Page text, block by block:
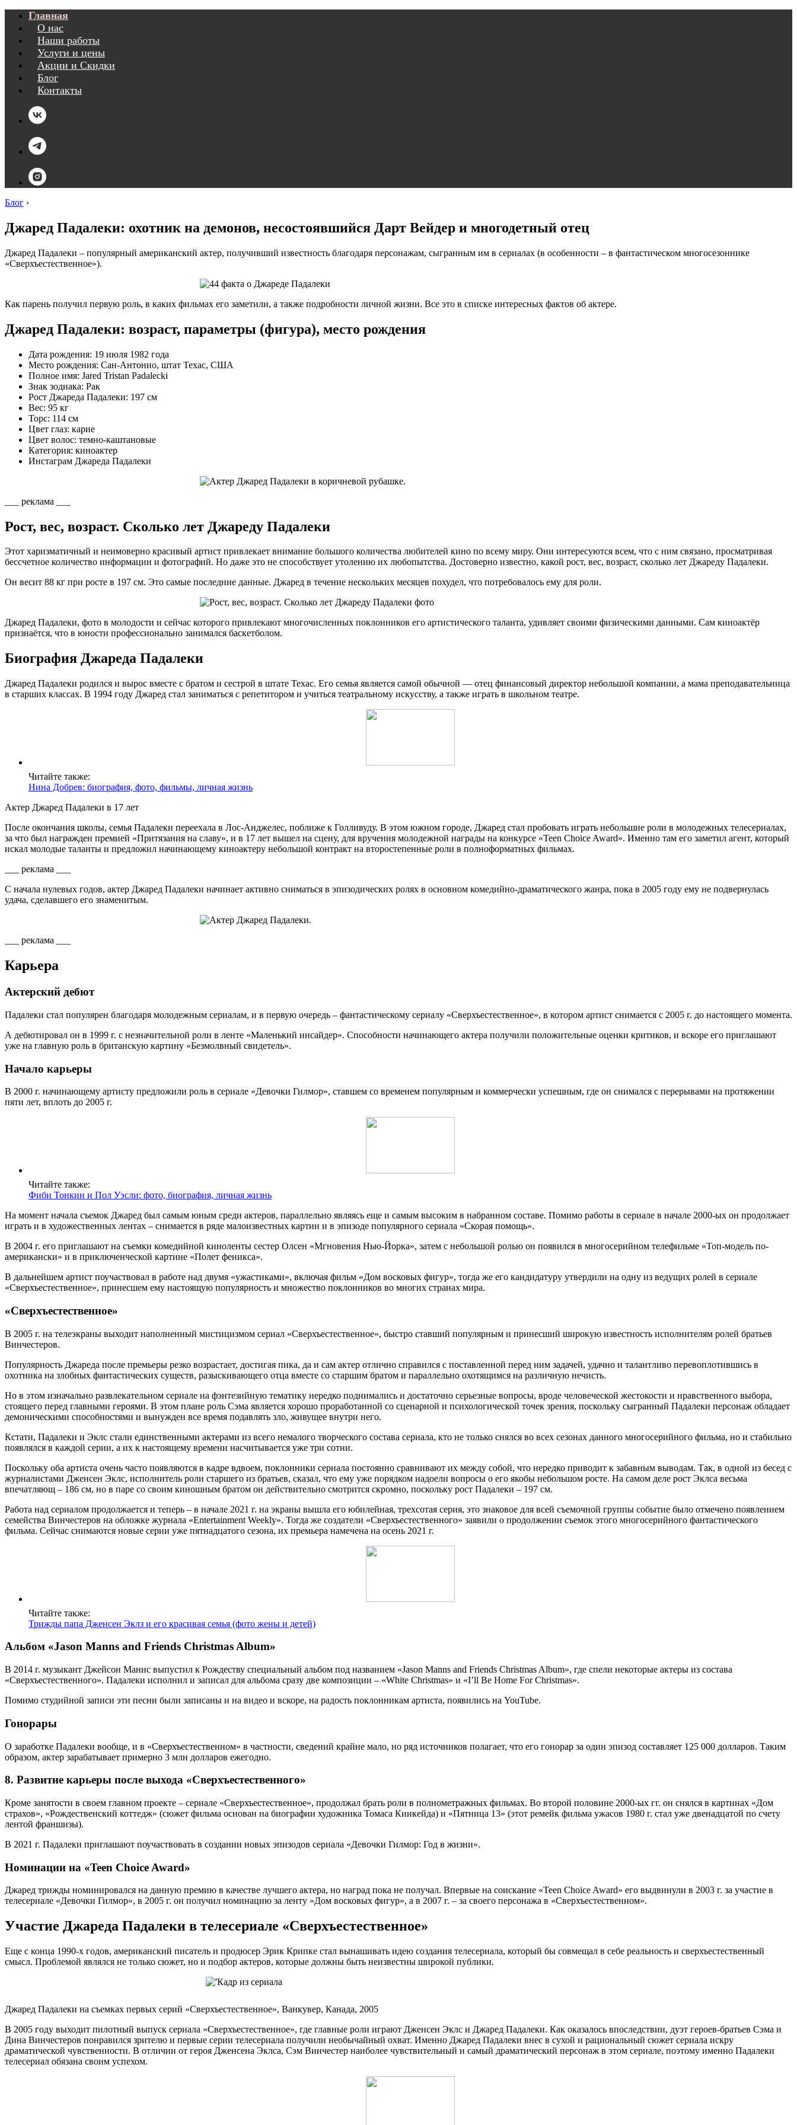
Главная
О нас
Наши работы
Услуги и цены
Акции и Скидки
Блог
Контакты
Блог ›
Джаред Падалеки: охотник на демонов, несостоявшийся Дарт Вейдер и многодетный отец
Джаред Падалеки – популярный американский актер, получивший известность благодаря персонажам, сыгранным им в сериалах (в особенности – в фантастическом многосезоннике
«Сверхъестественное»).
Как парень получил первую роль, в каких фильмах его заметили, а также подробности личной жизни. Все это в списке интересных фактов об актере.
Джаред Падалеки: возраст, параметры (фигура), место рождения
Дата рождения: 19 июля 1982 года
Место рождения: Сан-Антонио, штат Техас, США
Полное имя: Jared Tristan Padalecki
Знак зодиака: Рак
Рост Джареда Падалеки: 197 см
Вес: 95 кг
Торс: 114 см
Цвет глаз: карие
Цвет волос: темно-каштановые
Категория: киноактер
Инстаграм Джареда Падалеки
___ реклама ___
Рост, вес, возраст. Сколько лет Джареду Падалеки
Этот харизматичный и неимоверно красивый артист привлекает внимание большого количества любителей кино по всему миру. Они интересуются всем, что с ним связано, просматривая
бессчетное количество информации и фотографий. Но даже это не способствует утолению их любопытства. Достоверно известно, какой рост, вес, возраст, сколько лет Джареду Падалеки.
Он весит 88 кг при росте в 197 см. Это самые последние данные. Джаред в течение нескольких месяцев похудел, что потребовалось ему для роли.
Джаред Падалеки, фото в молодости и сейчас которого привлекают многочисленных поклонников его артистического таланта, удивляет своими физическими данными. Сам киноактёр
признаётся, что в юности профессионально занимался баскетболом.
Биография Джареда Падалеки
Джаред Падалеки родился и вырос вместе с братом и сестрой в штате Техас. Его семья является самой обычной — отец финансовый директор небольшой компании, а мама преподавательница
в старших классах. В 1994 году Джаред стал заниматься с репетитором и учиться театральному искусству, а также играть в школьном театре.
Читайте также:
Нина Добрев: биография, фото, фильмы, личная жизнь
Актер Джаред Падалеки в 17 лет
После окончания школы, семья Падалеки переехала в Лос-Анджелес, поближе к Голливуду. В этом южном городе, Джаред стал пробовать играть небольшие роли в молодежных телесериалах,
за что был награжден премией «Притязания на славу», и в 17 лет вышел на сцену, для вручения молодежной награды на конкурсе «Teen Choice Award». Именно там его заметил агент, который
искал молодые таланты и предложил начинающему киноактеру небольшой контракт на второстепенные роли в полноформатных фильмах.
___ реклама ___
С начала нулевых годов, актер Джаред Падалеки начинает активно сниматься в эпизодических ролях в основном комедийно-драматического жанра, пока в 2005 году ему не подвернулась
удача, сделавшего его знаменитым.
___ реклама ___
Карьера
Актерский дебют
Падалеки стал популярен благодаря молодежным сериалам, и в первую очередь – фантастическому сериалу «Сверхъестественное», в котором артист снимается с 2005 г. до настоящего момента.
А дебютировал он в 1999 г. с незначительной роли в ленте «Маленький инсайдер». Способности начинающего актера получили положительные оценки критиков, и вскоре его приглашают
уже на главную роль в британскую картину «Безмолвный свидетель».
Начало карьеры
В 2000 г. начинающему артисту предложили роль в сериале «Девочки Гилмор», ставшем со временем популярным и коммерчески успешным, где он снимался с перерывами на протяжении
пяти лет, вплоть до 2005 г.
Читайте также:
Фиби Тонкин и Пол Уэсли: фото, биография, личная жизнь
На момент начала съемок Джаред был самым юным среди актеров, параллельно являясь еще и самым высоким в набранном составе. Помимо работы в сериале в начале 2000-ых он продолжает
играть и в художественных лентах – снимается в ряде малоизвестных картин и в эпизоде популярного сериала «Скорая помощь».
В 2004 г. его приглашают на съемки комедийной киноленты сестер Олсен «Мгновения Нью-Йорка», затем с небольшой ролью он появился в многосерийном телефильме «Топ-модель по-
американски» и в приключенческой картине «Полет феникса».
В дальнейшем артист поучаствовал в работе над двумя «ужастиками», включая фильм «Дом восковых фигур», тогда же его кандидатуру утвердили на одну из ведущих ролей в сериале
«Сверхъестественное», принесшем ему настоящую популярность и множество поклонников во многих странах мира.
«Сверхъестественное»
В 2005 г. на телеэкраны выходит наполненный мистицизмом сериал «Сверхъестественное», быстро ставший популярным и принесший широкую известность исполнителям ролей братьев
Винчестеров.
Популярность Джареда после премьеры резко возрастает, достигая пика, да и сам актер отлично справился с поставленной перед ним задачей, удачно и талантливо перевоплотившись в
охотника на злобных фантастических существ, разыскивающего отца вместе со старшим братом и параллельно охотящимся на различную нечисть.
Но в этом изначально развлекательном сериале на фэнтезийную тематику нередко поднимались и достаточно серьезные вопросы, вроде человеческой жестокости и нравственного выбора,
стоящего перед главными героями. В этом плане роль Сэма является хорошо проработанной со сценарной и психологической точек зрения, поскольку сыгранный Падалеки персонаж обладает
демоническими способностями и вынужден все время подавлять зло, живущее внутри него.
Кстати, Падалеки и Эклс стали единственными актерами из всего немалого творческого состава сериала, кто не только снялся во всех сезонах данного многосерийного фильма, но и стабильно
появлялся в каждой серии, а их к настоящему времени насчитывается уже три сотни.
Поскольку оба артиста очень часто появляются в кадре вдвоем, поклонники сериала постоянно сравнивают их между собой, что нередко приводит к забавным выводам. Так, в одной из бесед с
журналистами Дженсен Эклс, исполнитель роли старшего из братьев, сказал, что ему уже порядком надоели вопросы о его якобы небольшом росте. На самом деле рост Эклса весьма
впечатляющ – 186 см, но в паре со своим киношным братом он действительно смотрится скромно, поскольку рост Падалеки – 197 см.
Работа над сериалом продолжается и теперь – в начале 2021 г. на экраны вышла его юбилейная, трехсотая серия, это знаковое для всей съемочной группы событие было отмечено появлением
семейства Винчестеров на обложке журнала «Entertainment Weekly». Тогда же создатели «Сверхъестественного» заявили о продолжении съемок этого многосерийного фантастического
фильма. Сейчас снимаются новые серии уже пятнадцатого сезона, их премьера намечена на осень 2021 г.
Читайте также:
Трижды папа Дженсен Эклз и его красивая семья (фото жены и детей)
Альбом «Jason Manns and Friends Christmas Album»
В 2014 г. музыкант Джейсон Маннс выпустил к Рождеству специальный альбом под названием «Jason Manns and Friends Christmas Album», где спели некоторые актеры из состава
«Сверхъестественного». Падалеки исполнил и записал для альбома сразу две композиции – «White Christmas» и «I’ll Be Home For Christmas».
Помимо студийной записи эти песни были записаны и на видео и вскоре, на радость поклонникам артиста, появились на YouTube.
Гонорары
О заработке Падалеки вообще, и в «Сверхъестественном» в частности, сведений крайне мало, но ряд источников полагает, что его гонорар за один эпизод составляет 125 000 долларов. Таким
образом, актер зарабатывает примерно 3 млн долларов ежегодно.
8. Развитие карьеры после выхода «Сверхъестественного»
Кроме занятости в своем главном проекте – сериале «Сверхъестественное», продолжал брать роли в полнометражных фильмах. Во второй половине 2000-ых гг. он снялся в картинах «Дом
страхов», «Рождественский коттедж» (сюжет фильма основан на биографии художника Томаса Кинкейда) и «Пятница 13» (этот ремейк фильма ужасов 1980 г. стал уже двенадцатой по счету
лентой франшизы).
В 2021 г. Падалеки приглашают поучаствовать в создании новых эпизодов сериала «Девочки Гилмор: Год в жизни».
Номинации на «Teen Choice Award»
Джаред трижды номинировался на данную премию в качестве лучшего актера, но наград пока не получал. Впервые на соискание «Teen Choice Award» его выдвинули в 2003 г. за участие в
телесериале «Девочки Гилмор», в 2005 г. он получил номинацию за ленту «Дом восковых фигур», а в 2007 г. – за своего персонажа в «Сверхъестественном».
Участие Джареда Падалеки в телесериале «Сверхъестественное»
Еще с конца 1990-х годов, американский писатель и продюсер Эрик Крипке стал вынашивать идею создания телесериала, который бы совмещал в себе реальность и сверхъестественный
смысл. Проблемой являлся не только сюжет, но и подбор актеров, которые должны быть неизвестны широкой публики.
Джаред Падалеки на съемках первых серий «Сверхъестественное», Ванкувер, Канада, 2005
В 2005 году выходит пилотный выпуск сериала «Сверхъестественное», где главные роли играют Дженсен Эклс и Джаред Падалеки. Как оказалось впоследствии, дуэт героев-братьев Сэма и
Дина Винчестеров понравился зрителю и первые серии телесериала получили необычайный охват. Именно Джаред Падалеки внес в сухой и рациональный сюжет сериала искру
драматической чувственности. В отличии от героя Дженсена Эклса, Сэм Винчестер наиболее чувствительный и самый драматический персонаж в этом сериале, поэтому именно Падалеки
телесериал обязана своим успехом.